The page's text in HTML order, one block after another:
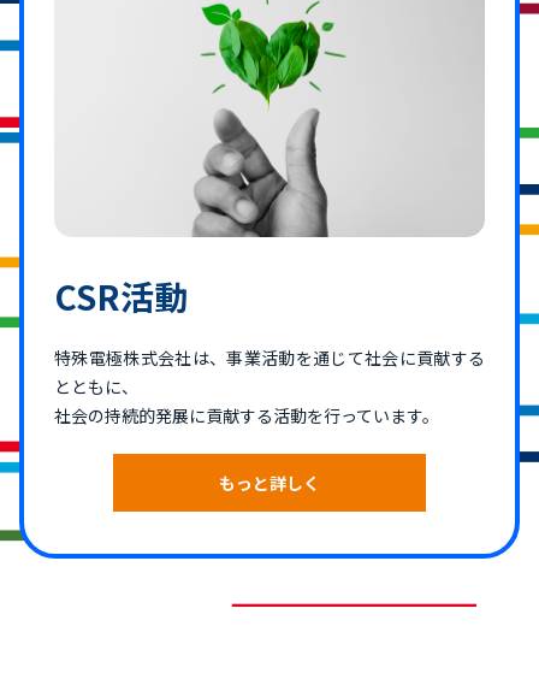
CSR活動
特殊電極株式会社は、事業活動を通じて社会に貢献する
とともに、
社会の持続的発展に貢献する活動を行っています。
もっと詳しく